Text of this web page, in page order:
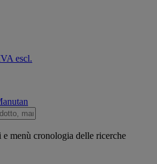
escl.
menù cronologia delle ricerche